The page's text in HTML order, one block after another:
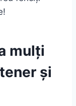
mulți
și